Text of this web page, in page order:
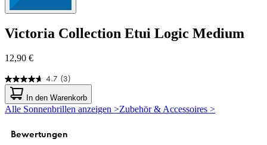
Victoria Collection Etui Logic Medium
12,90 €
4.7 (3)
4.7
von
5
Sternen.
Bewertungen
In den Warenkorb
Alle Sonnenbrillen anzeigen >Zubehör & Accessoires >